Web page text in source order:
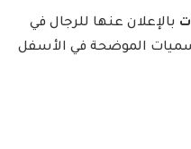
بالإعلان عنها للرجال في
الموضحة في الأسفل